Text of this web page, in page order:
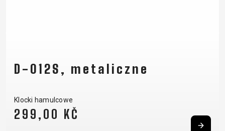
D-012S, metaliczne
Klocki hamulcowe
299,00 KČ